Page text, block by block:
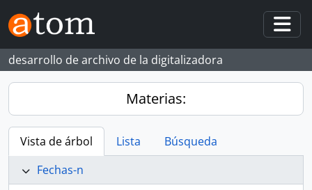
Skip to main content
desarrollo de archivo de la digitalizadora
Materias:
Vista de árbol Lista
Búsqueda
Fechas-n